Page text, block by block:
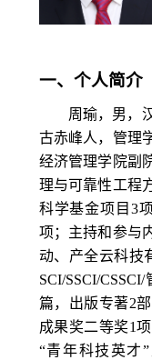
一、个人简介
周瑜，男，
古赤峰人，管理
经济管理学院副
理与可靠性工程
科学基金项目 3
项；主持和参与
动、产全云科技
SCI/SSCI/CSSCI/
篇，出版专著2
成果奖二等奖1项
“青年科技英才”